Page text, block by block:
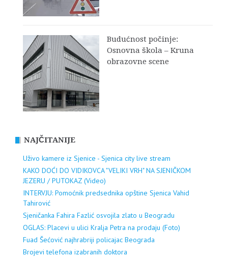
Budućnost počinje:
Osnovna škola – Kruna
obrazovne scene
NAJČITANIJE
Uživo kamere iz Sjenice - Sjenica city live stream
KAKO DOĆI DO VIDIKOVCA "VELIKI VRH" NA SJENIČKOM
JEZERU / PUTOKAZ (Video)
INTERVJU: Pomoćnik predsednika opštine Sjenica Vahid
Tahirović
Sjeničanka Fahira Fazlić osvojila zlato u Beogradu
OGLAS: Placevi u ulici Kralja Petra na prodaju (Foto)
Fuad Šećović najhrabriji policajac Beograda
Brojevi telefona izabranih doktora